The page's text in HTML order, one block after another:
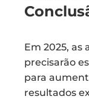
Em 2025,
precisarão
para
resultados